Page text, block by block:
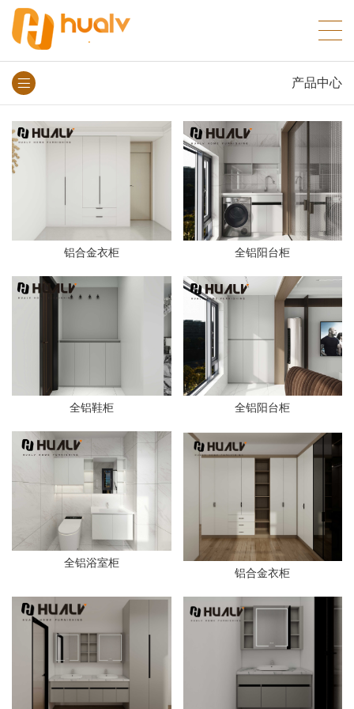
产品中心
铝合金衣柜 全铝阳台柜
全铝鞋柜 全铝阳台柜
全铝浴室柜
铝合金衣柜